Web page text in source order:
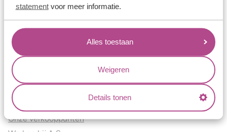
statementvoor meer informatie.
Alles toestaan
Weigeren
Details tonen
Blogs
Jouw voordelen
Conflictvrije Materialen
Oneindig veel mogelijkheden
Kwaliteit
Juweliers & Contact
Onze verkooppunten